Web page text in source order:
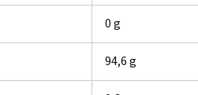
0 g
94,6 g